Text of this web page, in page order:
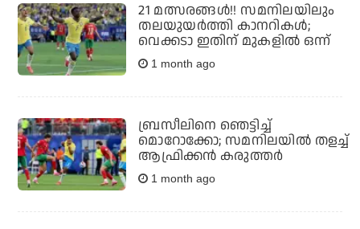
21 മത്സരങ്ങള്‍!! സമനിലയിലും
തലയുയര്‍ത്തി കാനറികള്‍;
വെക്കടാ ഇതിന് മുകളില്‍ ഒന്ന്
1 month ago
ബ്രസീലിനെ ഞെട്ടിച്ച്
മൊറോക്കോ; സമനിലയില്‍ തളച്ച്
ആഫ്രിക്കന്‍ കരുത്തര്‍
1 month ago